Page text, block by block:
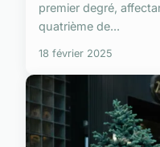
premier degré,
quatrième de...
18 février 2025